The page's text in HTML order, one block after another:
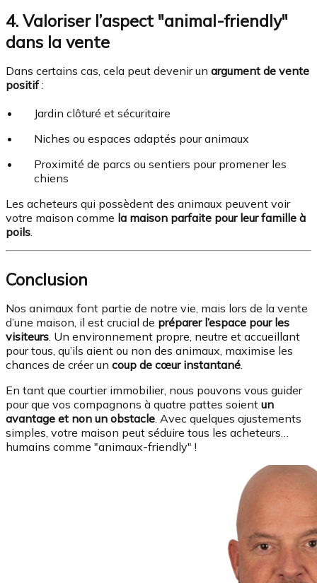
4. Valoriser l’aspect "animal-friendly"
dans la vente
Dans certains cas, cela peut devenir un argument de vente
positif:
Jardin clôturé et sécuritaire
Niches ou espaces adaptés pour animaux
Proximité de parcs ou sentiers pour promener les
chiens
Les acheteurs qui possèdent des animaux peuvent voir
votre maison comme la maison parfaite pour leur famille à
poils.
Conclusion
Nos animaux font partie de notre vie, mais lors de la vente
d’une maison, il est crucial de préparer l’espace pour les
visiteurs. Un environnement propre, neutre et accueillant
pour tous, qu’ils aient ou non des animaux, maximise les
chances de créer un coup de cœur instantané.
En tant que courtier immobilier, nous pouvons vous guider
pour que vos compagnons à quatre pattes soient un
avantage et non un obstacle. Avec quelques ajustements
simples, votre maison peut séduire tous les acheteurs…
humains comme "animaux-friendly" !